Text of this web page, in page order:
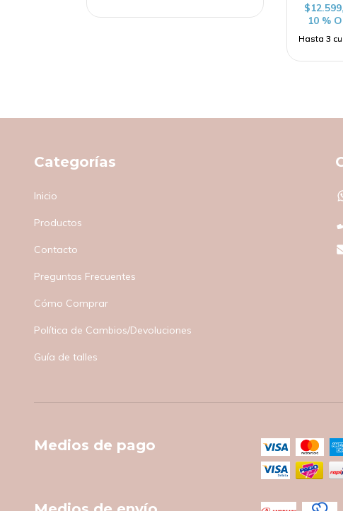
10 %
Categorías
Inicio
Productos
Contacto
Preguntas Frecuentes
Cómo Comprar
Política de Cambios/Devoluciones
Guía de talles
Medios de pago